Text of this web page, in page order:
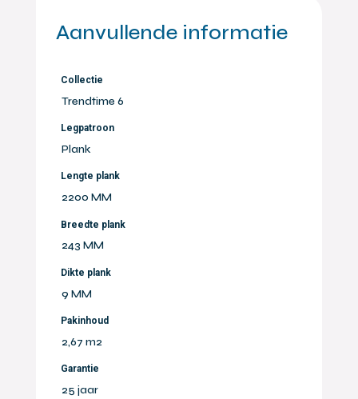
Aanvullende informatie
Collectie
Trendtime 6
Legpatroon
Plank
Lengte plank
2200 MM
Breedte plank
243 MM
Dikte plank
9 MM
Pakinhoud
2,67 m2
Garantie
25 jaar